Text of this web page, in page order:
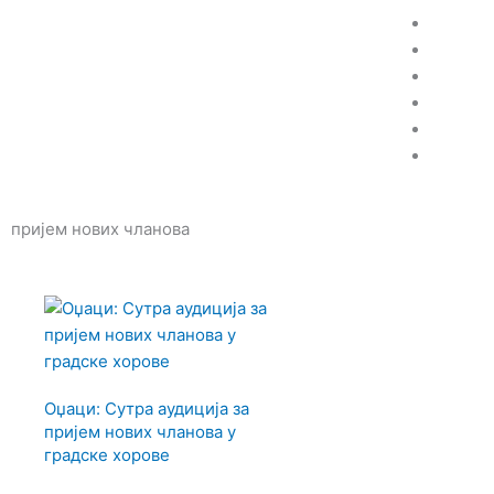
пријем нових чланова
Оџаци: Сутра аудиција за
пријем нових чланова у
градске хорове